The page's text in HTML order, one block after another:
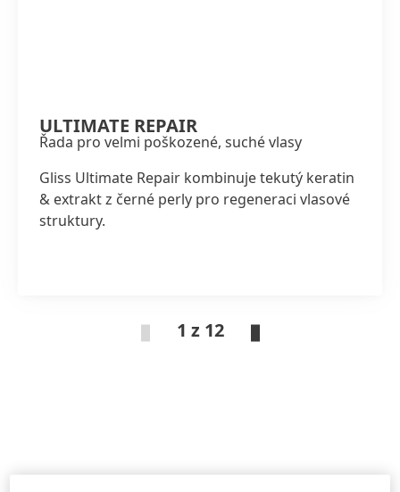
ULTIMATE REPAIR
Řada pro velmi poškozené, suché vlasy
Gliss Ultimate Repair kombinuje tekutý keratin
& extrakt z černé perly pro regeneraci vlasové
struktury.
1 z 12